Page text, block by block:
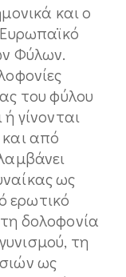
και ο
Ευρωπαϊκό
Φύλων.
του φύλου
γίνονται
από
ως
ερωτικό
δολοφονία
τη
ως